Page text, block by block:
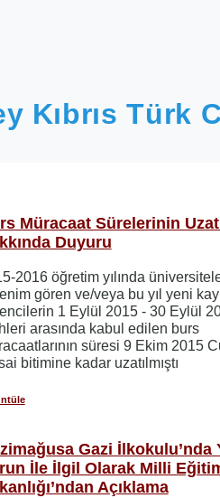
Kıbrıs Türk
Müracaat Sürelerinin
Duyuru
2016 öğretim yılında
gören ve/veya bu yıl yeni
1 Eylül 2015 - 30 Eylül
arasında kabul edilen burs
süresi 9 Ekim 2015
bitimine kadar uzatılmıştı
Gazi İlkokulu’nda
İle İlgil Olarak Milli
Açıklama